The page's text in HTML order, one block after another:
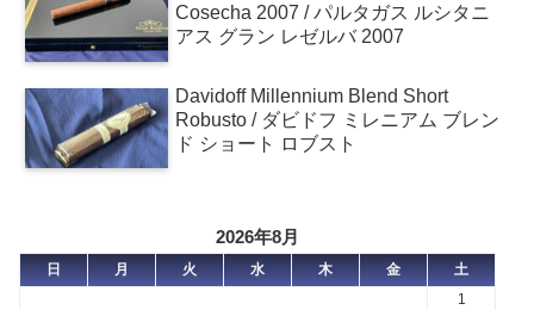
Cosecha 2007 / パルタガス ルシタニ
アス グラン レゼルバ 2007
Davidoff Millennium Blend Short
Robusto / ダビドフ ミレニアム ブレン
ド ショート ロブスト
2026年8月
日 月 火 水 木 金
土
1